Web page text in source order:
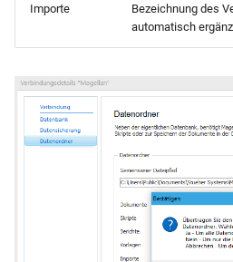
Importe
Bezeichnung des
automatisch